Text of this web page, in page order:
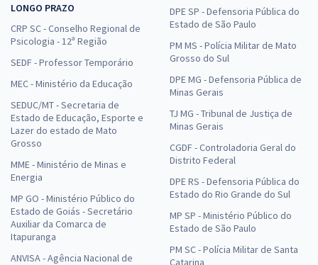
LONGO PRAZO
CRP SC - Conselho Regional de
Psicologia - 12ª Região
SEDF - Professor Temporário
MEC - Ministério da Educação
SEDUC/MT - Secretaria de
Estado de Educação, Esporte e
Lazer do estado de Mato
Grosso
MME - Ministério de Minas e
Energia
MP GO - Ministério Público do
Estado de Goiás - Secretário
Auxiliar da Comarca de
Itapuranga
ANVISA - Agência Nacional de
DPE SP - Defensoria Pública do
Estado de São Paulo
PM MS - Polícia Militar de Mato
Grosso do Sul
DPE MG - Defensoria Pública de
Minas Gerais
TJ MG - Tribunal de Justiça de
Minas Gerais
CGDF - Controladoria Geral do
Distrito Federal
DPE RS - Defensoria Pública do
Estado do Rio Grande do Sul
MP SP - Ministério Público do
Estado de São Paulo
PM SC - Polícia Militar de Santa
Catarina